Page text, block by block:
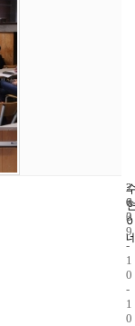
2
6
3
2
0
0
9
-
1
0
-
1
0